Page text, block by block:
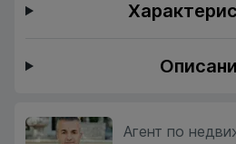
Агент по